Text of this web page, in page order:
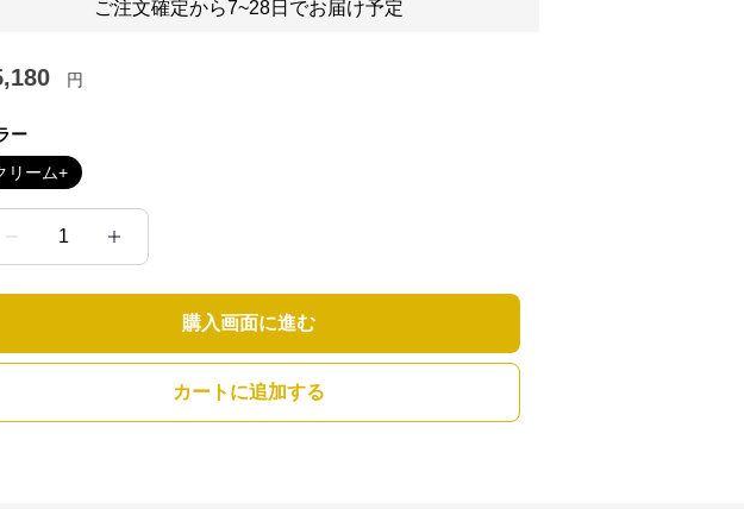
ご注文確定から7~28日でお届け予定
円
ー
リーム+
1
購入画面に進む
カートに追加する